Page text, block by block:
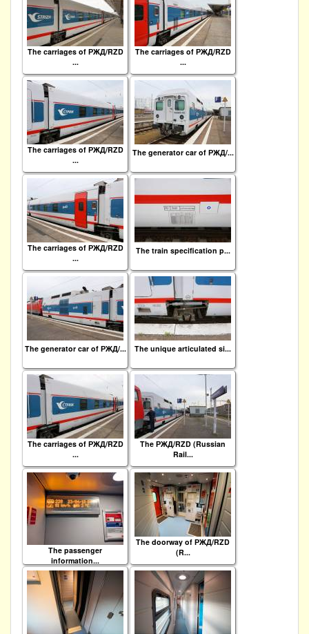
The carriages of РЖД/RZD
...
The carriages of РЖД/RZD
...
The carriages of РЖД/RZD
...
The generator car of РЖД/...
The carriages of РЖД/RZD
...
The train specification p...
The generator car of РЖД/... The unique articulated si...
The carriages of РЖД/RZD
...
The РЖД/RZD (Russian
Rail...
The passenger
information...
The doorway of РЖД/RZD
(R...